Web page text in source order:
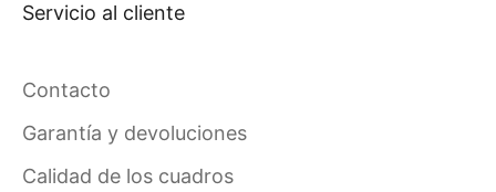
Servicio al cliente
Contacto
Garantía y devoluciones
Calidad de los cuadros